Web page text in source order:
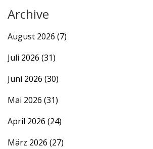
Archive
August 2026 (7)
Juli 2026 (31)
Juni 2026 (30)
Mai 2026 (31)
April 2026 (24)
März 2026 (27)